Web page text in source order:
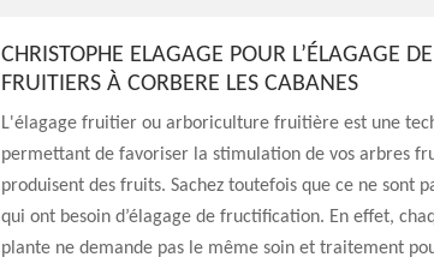
CHRISTOPHE ELAGAGE POUR L’ÉLAGAGE
FRUITIERS À CORBERE LES CABANES
L'élagage fruitier ou arboriculture fruitière est une
permettant de favoriser la stimulation de vos arbres
produisent des fruits. Sachez toutefois que ce ne sont
qui ont besoin d’élagage de fructification. En effet,
plante ne demande pas le même soin et traitement